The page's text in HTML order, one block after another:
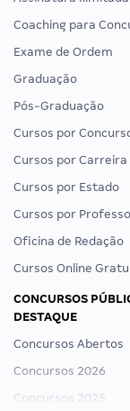
Coaching para
Exame de Ordem
Graduação
Pós-Graduação
Cursos por
Cursos por Carreira
Cursos por Estado
Cursos por
Oficina de Redação
Cursos Online
CONCURSOS
DESTAQUE
Concursos Abertos
Concursos 2026
Concursos 2025